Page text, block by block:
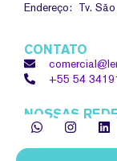
Endereço: Tv.
CONTATO
+55 54
NOSSAS